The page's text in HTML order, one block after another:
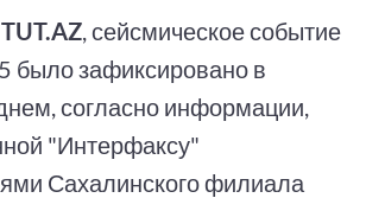
TUT.AZ , сейсмическое событие
было зафиксировано в
согласно информации,
"Интерфаксу"
Сахалинского филиала